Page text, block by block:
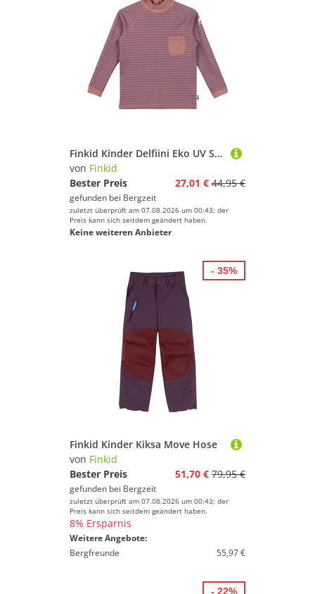
Finkid Kinder Delfiini Eko UV Shirt
von Finkid
Bester Preis
27,01 € 44,95 €
gefunden bei Bergzeit
zuletzt überprüft am 07.08.2026 um 00:43; der
Preis kann sich seitdem geändert haben.
Keine weiteren Anbieter
Finkid Kinder Kiksa Move Hose
von Finkid
Bester Preis
51,70 € 79,95 €
gefunden bei Bergzeit
zuletzt überprüft am 07.08.2026 um 00:43; der
Preis kann sich seitdem geändert haben.
8% Ersparnis
Weitere Angebote:
Bergfreunde
55,97 €
- 35%
- 22%